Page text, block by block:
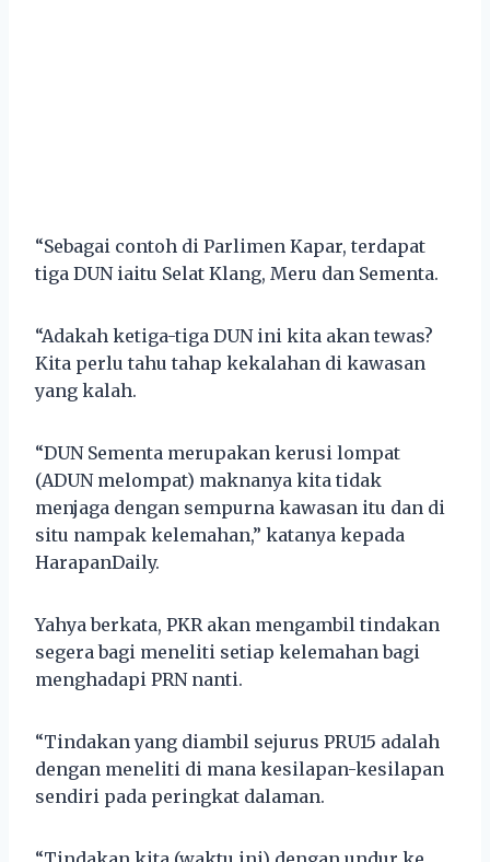
“Sebagai contoh di Parlimen Kapar, terdapat
tiga DUN iaitu Selat Klang, Meru dan Sementa.
“Adakah ketiga-tiga DUN ini kita akan tewas?
Kita perlu tahu tahap kekalahan di kawasan
yang kalah.
“DUN Sementa merupakan kerusi lompat
(ADUN melompat) maknanya kita tidak
menjaga dengan sempurna kawasan itu dan di
situ nampak kelemahan,” katanya kepada
HarapanDaily.
Yahya berkata, PKR akan mengambil tindakan
segera bagi meneliti setiap kelemahan bagi
menghadapi PRN nanti.
“Tindakan yang diambil sejurus PRU15 adalah
dengan meneliti di mana kesilapan-kesilapan
sendiri pada peringkat dalaman.